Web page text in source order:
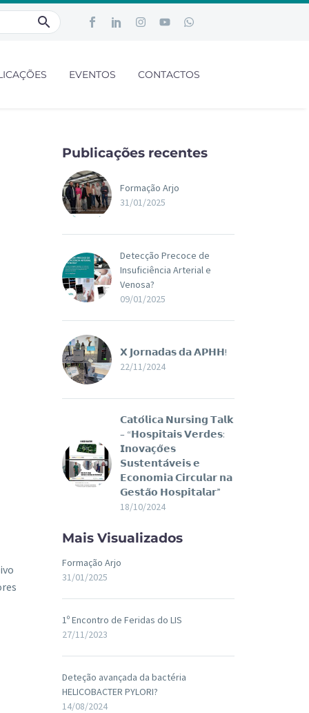
EVENTOS CONTACTOS
Publicações recentes
Formação Arjo
31/01/2025
Detecção Precoce de
Insuficiência Arterial e
Venosa?
09/01/2025
𝗫 𝗝𝗼𝗿𝗻𝗮𝗱𝗮𝘀 𝗱𝗮 𝗔𝗣𝗛𝗛!
22/11/2024
𝗖𝗮𝘁𝗼́𝗹𝗶𝗰𝗮 𝗡𝘂𝗿𝘀𝗶𝗻𝗴 𝗧𝗮𝗹𝗸
– “𝗛𝗼𝘀𝗽𝗶𝘁𝗮𝗶𝘀 𝗩𝗲𝗿𝗱𝗲𝘀:
𝗜𝗻𝗼𝘃𝗮𝗰̧𝗼̃𝗲𝘀
𝗦𝘂𝘀𝘁𝗲𝗻𝘁𝗮́𝘃𝗲𝗶𝘀 𝗲
𝗘𝗰𝗼𝗻𝗼𝗺𝗶𝗮 𝗖𝗶𝗿𝗰𝘂𝗹𝗮𝗿 𝗻𝗮
𝗚𝗲𝘀𝘁𝗮̃𝗼 𝗛𝗼𝘀𝗽𝗶𝘁𝗮𝗹𝗮𝗿”
18/10/2024
Mais Visualizados
Formação Arjo
31/01/2025
1º Encontro de Feridas do LIS
27/11/2023
Deteção avançada da bactéria
HELICOBACTER PYLORI?
14/08/2024